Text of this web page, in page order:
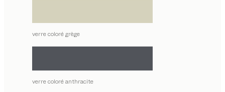
verre coloré grège
verre coloré anthracite